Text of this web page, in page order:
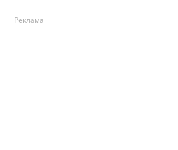
Реклама